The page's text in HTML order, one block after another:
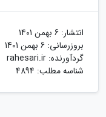
انتشار: 6 بهمن 1401
بروزرسانی: 6 بهمن 1401
گردآورنده: rahesari.ir
شناسه مطلب: 4894